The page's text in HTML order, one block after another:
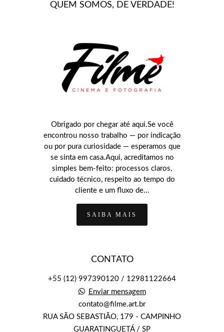
QUEM SOMOS, DE VERDADE!
Obrigado por chegar até aqui.Se você
encontrou nosso trabalho — por indicação
ou por pura curiosidade — esperamos que
se sinta em casa.Aqui, acreditamos no
simples bem-feito: processos claros,
cuidado técnico, respeito ao tempo do
cliente e um fluxo de...
SAIBA MAIS
CONTATO
+55 (12) 997390120 / 12981122664
Enviar mensagem
contato@filme.art.br
RUA SÃO SEBASTIÃO, 179 - CAMPINHO
GUARATINGUETÁ / SP